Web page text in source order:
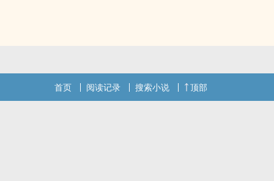
.
.
首页 阅读记录 搜索小说 顶部